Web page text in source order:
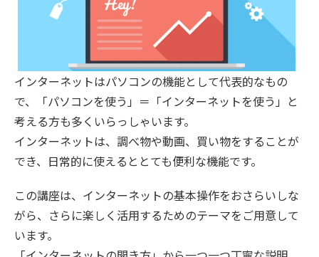
インターネットはパソコンの機能として代表的なもの
で、「パソコンを使う」＝「インターネットを使う」と
考える方も多くいらっしゃいます。
インターネットは、調べ物や動画、買い物をすることが
でき、日常的に使えるととても便利な機能です。
この講座は、インターネットの基本操作をおさらいしな
がら、さらに楽しく活用するためのテーマをご用意して
います。